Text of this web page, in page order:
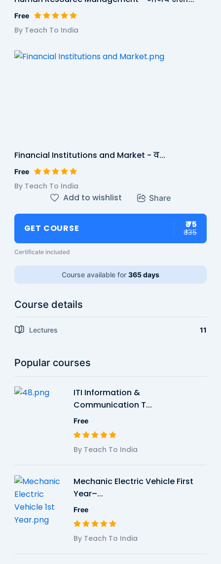
Free
By Teach To India
Financial Institutions and Market - व...
Free
By Teach To India
Add to wishlist Share
GET COURSE ₹ 75
₹ 135
Certificate included
Course available for 365 days
Course details
Lectures 11
Popular courses
ITI Information &
Communication T...
Free
By Teach To India
Mechanic Electric Vehicle First
Year–...
Free
By Teach To India